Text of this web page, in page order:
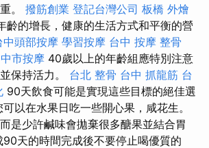
。 撥筋創業 登記台灣公司 板橋 外燴
齡的增長，健康的生活方式和平衡的營
中頭部按摩 學習按摩 台中 按摩 整骨
市按摩 40歲以上的年齡組應特別注意
保持活力。 台北 整骨 台中 抓龍筋 台
90天飲食可能是實現這些目標的絕佳選
以在水果日吃一些開心果，咸花生。
是少許鹹味會拋棄很多醣果並結合胃
天的時間完成後不要停止喝優質的